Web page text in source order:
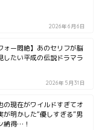
2026年6月6日
ォー悶絶】あのセリフが脳
したい平成の伝説ドラマラ
2026年5月31日
の現在がワイルドすぎてオ
が明かした“優しすぎる”男
納得…！